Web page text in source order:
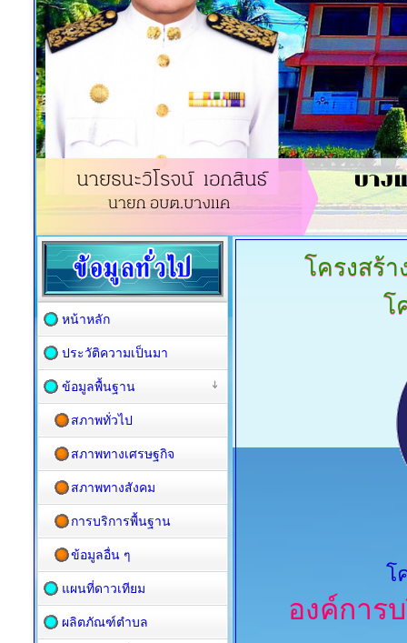
โครงสร้
โ
โ
องค์การ
หน้าหลัก
ประวัติความเป็นมา
ข้อมูลพื้นฐาน
สภาพทั่วไป
สภาพทางเศรษฐกิจ
สภาพทางสังคม
การบริการพื้นฐาน
ข้อมูลอื่น ๆ
แผนที่ดาวเทียม
ผลิตภัณฑ์ตำบล